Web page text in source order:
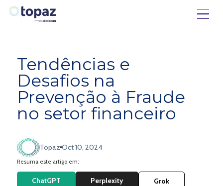
Tendências e
Desafios na
Prevenção à Fraude
no setor financeiro
Topaz Oct 10, 2024
Resuma este artigo em:
ChatGPT Perplexity Grok